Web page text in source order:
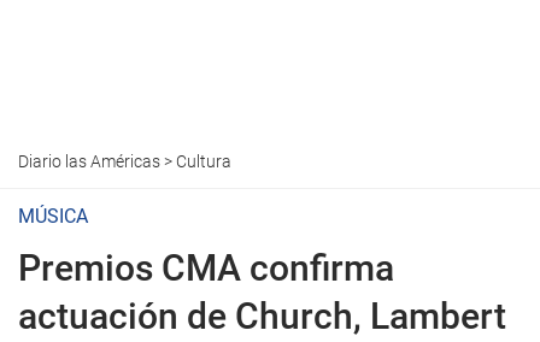
Diario las Américas> Cultura
MÚSICA
Premios CMA confirma
actuación de Church, Lambert